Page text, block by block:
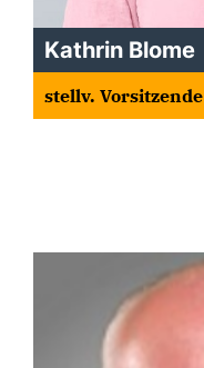
Kathrin Blome
stellv. Vorsitzende